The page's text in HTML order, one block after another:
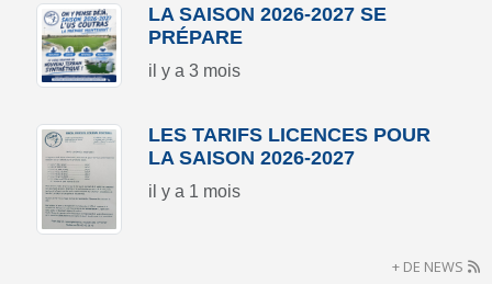
LA SAISON 2026-2027 SE
PRÉPARE
il y a 3 mois
LES TARIFS LICENCES POUR
LA SAISON 2026-2027
il y a 1 mois
+ DE NEWS